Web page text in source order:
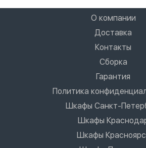
О компании
Доставка
Контакты
Сборка
Гарантия
Политика
Шкафы Санкт-
Шкафы
Шкафы